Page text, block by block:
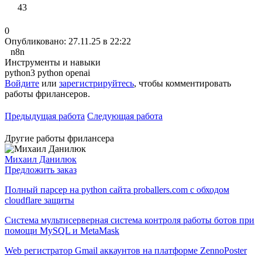
43
0
Опубликовано: 27.11.25 в 22:22
n8n
Инструменты и навыки
python3 python openai
Войдите или зарегистрируйтесь, чтобы комментировать
работы фрилансеров.
Предыдущая работа Следующая работа
Другие работы фрилансера
Михаил Данилюк
Предложить заказ
Полный парсер на python сайта proballers.com с обходом
cloudflare защиты
Система мультисерверная система контроля работы ботов при
помощи MySQL и MetaMask
Web регистратор Gmail аккаунтов на платформе ZennoPoster